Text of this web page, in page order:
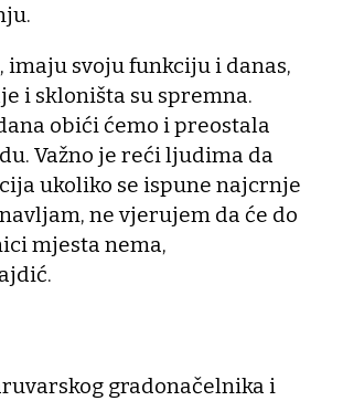
imaju svoju funkciju i danas,
i skloništa su spremna.
obići ćemo i preostala
Važno je reći ljudima da
ukoliko se ispune najcrnje
ne vjerujem da će do
mjesta nema,
gradonačelnika i